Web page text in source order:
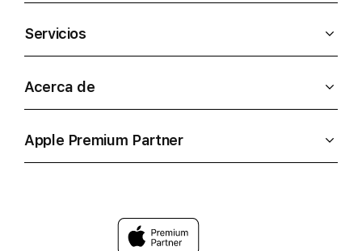
Servicios
Acerca de
Apple Premium Partner